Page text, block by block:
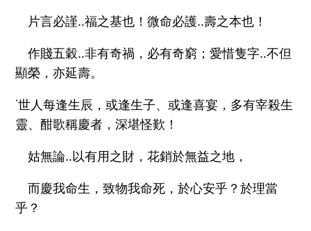
片言必謹‥福之基也！微命必護‥壽之本也！
作賤五穀‥非有奇禍，必有奇窮；愛惜隻字‥不但
顯榮，亦延壽。
˙世人每逢生辰，或逢生子、或逢喜宴，多有宰殺生
靈、酣歌稱慶者，深堪怪歎！
姑無論‥以有用之財，花銷於無益之地，
而慶我命生，致物我命死，於心安乎？於理當
乎？